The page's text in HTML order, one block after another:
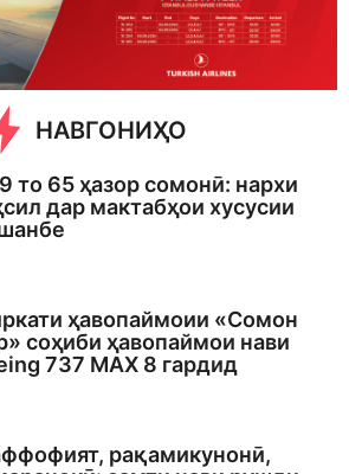
НАВГОНИҲО
то 65 ҳазор сомонӣ: нархи
дар мактабҳои хусусии
ҳавопаймоии «Сомон
соҳиби ҳавопаймои нави
737 MAX 8 гардид
рақамикунонӣ,